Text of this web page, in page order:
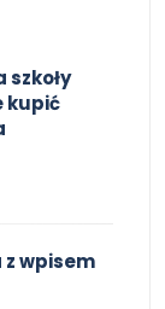
kupić
wpisem